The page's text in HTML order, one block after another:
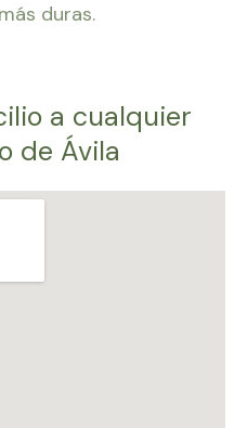
duras.
a cualquier
de Ávila